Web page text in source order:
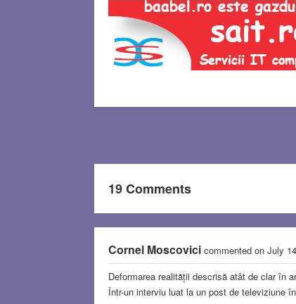
19 Comments
Cornel Moscovici commented on July
Deformarea realității descrisă atât de clar în
Într-un interviu luat la un post de televiziune